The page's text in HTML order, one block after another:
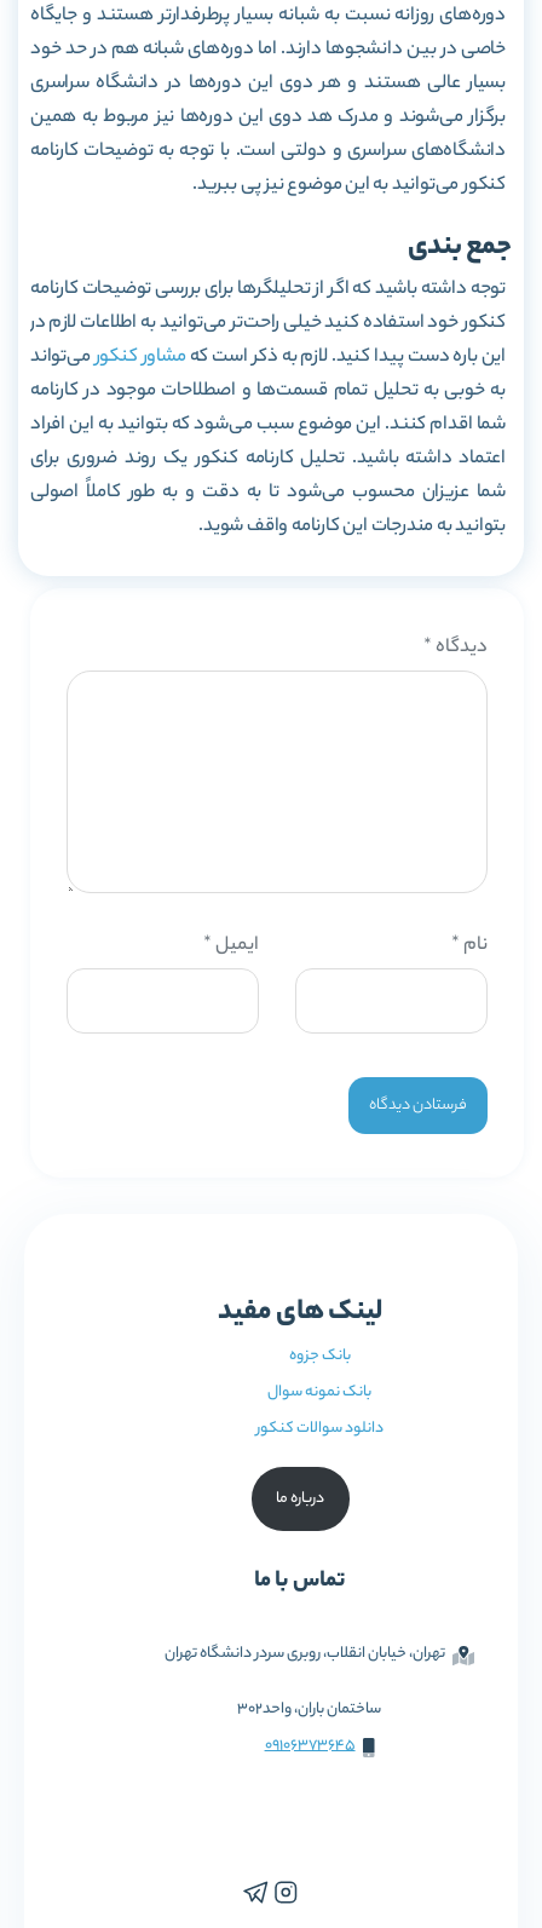
دوره‌های روزانه نسبت به شبانه بسیار پرطرفدارتر هستند و جایگاه
خاصی در بین دانشجوها دارند. اما دوره‌های شبانه هم در حد خود
بسیار عالی هستند و هر دوی این دوره‌ها در دانشگاه سراسری
برگزار می‌شوند و مدرک هد دوی این دوره‌ها نیز مربوط به همین
دانشگاه‌های سراسری و دولتی است. با توجه به توضیحات کارنامه
کنکور می‌توانید به این موضوع نیز پی ببرید.
جمع بندی
توجه داشته باشید که اگر از تحلیلگرها برای بررسی توضیحات کارنامه
کنکور خود استفاده کنید خیلی راحت‌تر می‌توانید به اطلاعات لازم در
این باره دست پیدا کنید. لازم به ذکر است کهمشاور کنکورمی‌تواند
به خوبی به تحلیل تمام قسمت‌ها و اصطلاحات موجود در کارنامه
شما اقدام کنند. این موضوع سبب می‌شود که بتوانید به این افراد
اعتماد داشته باشید. تحلیل کارنامه کنکور یک روند ضروری برای
شما عزیزان محسوب می‌شود تا به دقت و به طور کاملاً اصولی
بتوانید به مندرجات این کارنامه واقف شوید.
دیدگاه *
نام * ایمیل*
لینک های مفید
بانک جزوه
بانک نمونه سوال
دانلود سوالات کنکور
درباره ما
تماس با ما
تهران، خیابان انقلاب، روبری سردر دانشگاه تهران
ساختمان باران، واحد302
09106373645